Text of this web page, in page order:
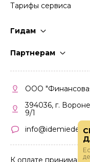
Тарифы сервиса
Гидам
Партнерам
Кабинет партнера
Правила участия
ООО
394036, г.
9/1
К оплате